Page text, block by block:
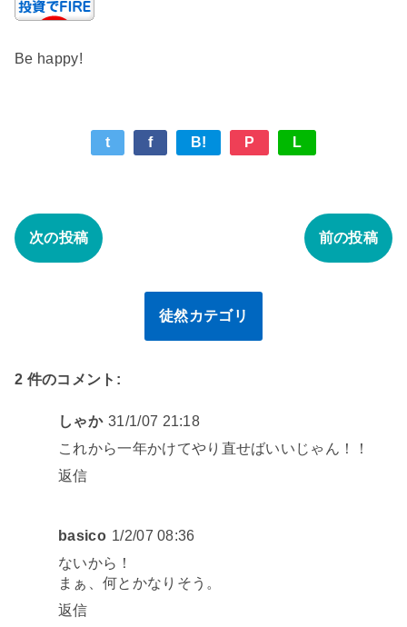
Be happy!
t f B! P L
次の投稿 前の投稿
徒然カテゴリ
2 件のコメント:
しゃか 31/1/07 21:18
これから一年かけてやり直せばいいじゃん！！
返信
basico 1/2/07 08:36
ないから！
まぁ、何とかなりそう。
返信